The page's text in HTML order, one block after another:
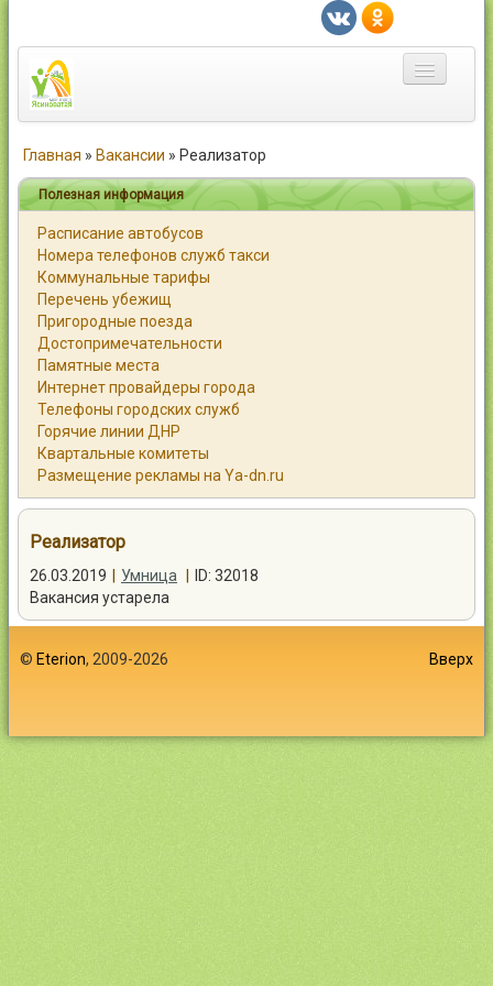
Город
Статьи
Каталог
Справочник
Работа
Объявления
Помощь
Контакты
Главная » Вакансии » Реализатор
Полезная информация
Расписание автобусов
Номера телефонов служб такси
Коммунальные тарифы
Перечень убежищ
Пригородные поезда
Достопримечательности
Памятные места
Интернет провайдеры города
Телефоны городских служб
Горячие линии ДНР
Квартальные комитеты
Размещение рекламы на Ya-dn.ru
Реализатор
26.03.2019 Умница
ID: 32018
Вакансия устарела
© Eterion, 2009-2026 Вверх